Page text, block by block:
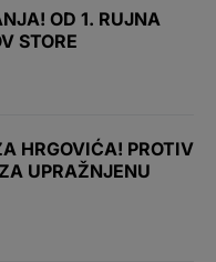
OD 1. RUJNA
STORE
HRGOVIĆA! PROTIV
UPRAŽNJENU